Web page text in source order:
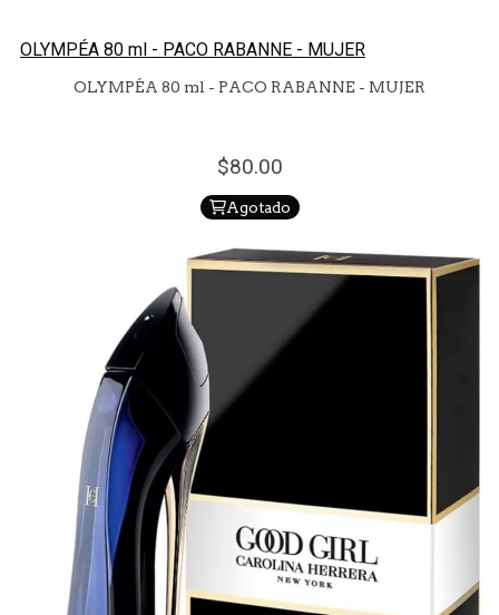
OLYMPÉA 80 ml - PACO RABANNE - MUJER
OLYMPÉA 80 ml - PACO RABANNE - MUJER
80.00
Agotado